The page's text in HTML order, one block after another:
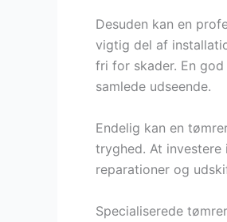
Desuden kan en
vigtig del af
fri for skader. En
samlede udseende.
Endelig kan en
tryghed. At
reparationer og
Specialiserede